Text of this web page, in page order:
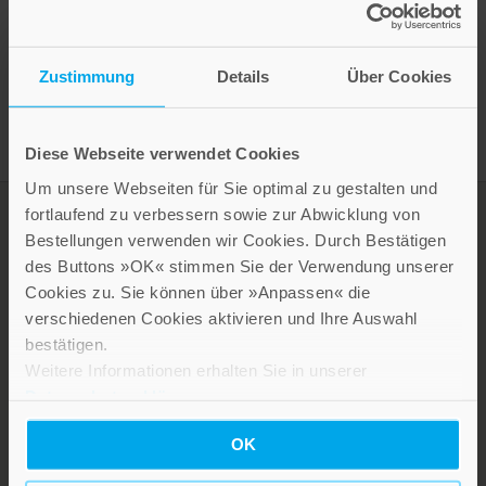
Zustimmung Details Über Cookies
Diese Webseite verwendet Cookies
Um unsere Webseiten für Sie optimal zu gestalten und
fortlaufend zu verbessern sowie zur Abwicklung von
Bestellungen verwenden wir Cookies. Durch Bestätigen
des Buttons »OK« stimmen Sie der Verwendung unserer
Cookies zu. Sie können über »Anpassen« die
verschiedenen Cookies aktivieren und Ihre Auswahl
bestätigen.
Weitere Informationen erhalten Sie in unserer
OK
Presseinformation drucken
NEWSLETTER
KARRIERE